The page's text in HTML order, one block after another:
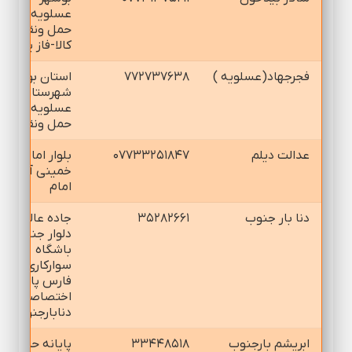
عسلويه-
حمل ونقل
كالا-فاز يك
فجرجهاد(عسلويه )
۷۷۲۷۳۷۶۳۸
استان بوشهر
شهرستان
عسلويه
حمل ونقل
عدالت ديلم
۰۷۷۳۳۲۵۱۸۴۷
بلوار امام
خميني
امام
دنا بار جنوب
۳۵۲۸۲۶۶۱
جاده
دلوار جنب
باشگاه
سواركاري
فارس پايانه
اختصاصي
دنابارجنوب
ابريشم بارجنوب
۳۳۴۴۸۵۱۸
پايانه حمل و